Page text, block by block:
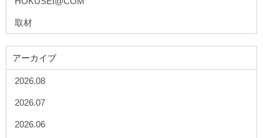
取材
アーカイブ
2026.08
2026.07
2026.06